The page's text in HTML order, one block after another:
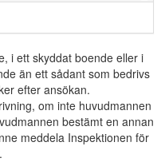
i ett skyddat boende eller i
än ett sådant som bedrivs
efter ansökan.
om inte huvudmannen
bestämt en annan
meddela Inspektionen för